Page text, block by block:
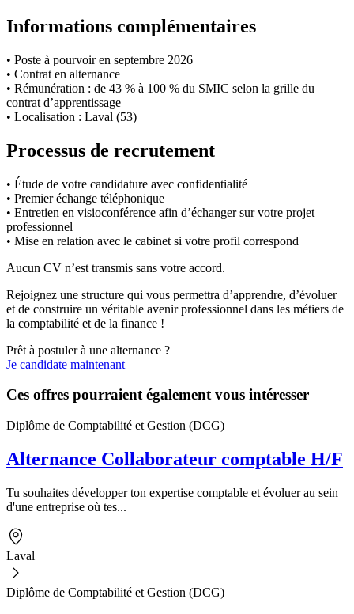
Informations complémentaires
• Poste à pourvoir en septembre 2026
• Contrat en alternance
• Rémunération : de 43 % à 100 % du SMIC selon la grille du
contrat d’apprentissage
• Localisation : Laval (53)
Processus de recrutement
• Étude de votre candidature avec confidentialité
• Premier échange téléphonique
• Entretien en visioconférence afin d’échanger sur votre projet
professionnel
• Mise en relation avec le cabinet si votre profil correspond
Aucun CV n’est transmis sans votre accord.
Rejoignez une structure qui vous permettra d’apprendre, d’évoluer
et de construire un véritable avenir professionnel dans les métiers de
la comptabilité et de la finance !
Prêt à postuler à une alternance ?
Je candidate maintenant
Ces offres pourraient également vous intéresser
Diplôme de Comptabilité et Gestion (DCG)
Alternance Collaborateur comptable H/F
Tu souhaites développer ton expertise comptable et évoluer au sein
d'une entreprise où tes...
Laval
Diplôme de Comptabilité et Gestion (DCG)